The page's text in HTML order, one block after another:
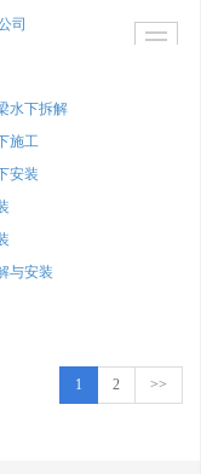
1 2 >>